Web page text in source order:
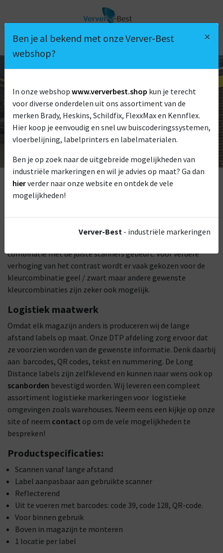
Ben je al bekend met onze Verver-Best
webshop?
×
In onze webshop www.ververbest.shop kun je terecht
voor diverse onderdelen uit ons assortiment van de
merken Brady, Heskins, Schildfix, FlexxMax en Kennflex.
Hier koop je eenvoudig en snel uw buiscoderingssystemen,
vloerbelijning, labelprinters en labelmaterialen.
Ben je op zoek naar de uitgebreide mogelijkheden van
industriële markeringen en wil je advies op maat? Ga dan
hierverder naar onze website en ontdek de vele
mogelijkheden!
Verver-Best - industriële markeringen
LANGE AFSTAND
LABELS
afstand scanbaar moeten zijn. Ze worden gemaakt van
reflecterend materiaal waardoor ze ook op lange afstand te
combinatie met de juiste scanners gebeurt. Voor verdere
verhoging van het contrast wordt er vaak gekozen voor de
kleurcombinatie geel / zwart maar andere gewenste
kleurcombinaties zijn zeker ook mogelijk.
Logistiek maatwerk
Omdat elk magazijn anders is produceren wij de lange
afstand labels op maat. Onze DTP afdeling zorg ervoor dat
ze voorzien worden van de gewenste informatie. Denk daarbij
aan barcodes, QR codes, tekst en nummering. De Long
Distance labels zijn zelfklevend en kunnen naar wens ook op
scanborden bevestigd worden. Wij leveren een compleet
assortiment logistieke markeringen voor logistieke
omgevingen zoals warehouses. Neem eens een kijkje op onze
site of neem contact op om de vele mogelijkheden te
bespreken!
Productspecificaties:
Scannen vanaf lange afstand
Label aanpasbaar aan gebruikte scanner
Reflecterend
Uit te voeren met barcodes: code 39, code 128, QR-code.
Voor binnen gebruik
Boven in magazijn te monteren
1 locatie per label